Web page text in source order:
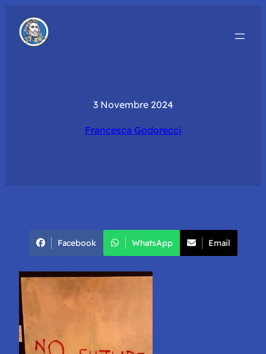
3 Novembre 2024
Francesca Godorecci
Facebook WhatsApp Email